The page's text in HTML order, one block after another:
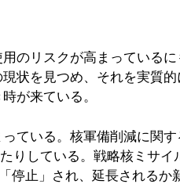
のリスクが高まっている
状を見つめ、それを実質的
が来ている。
ている。核軍備削減に関
りしている。戦略核ミサイ
「停止」され、延長されるか